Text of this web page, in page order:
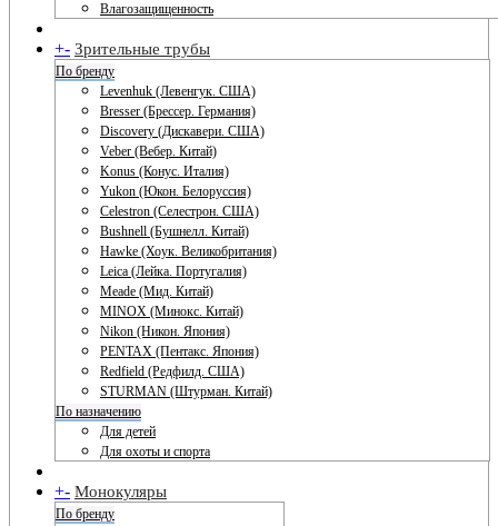
Влагозащищенность
+- Зрительные трубы
По бренду
Levenhuk (Левенгук. США)
Bresser (Брессер. Германия)
Discovery (Дискавери. США)
Veber (Вебер. Китай)
Konus (Конус. Италия)
Yukon (Юкон. Белоруссия)
Celestron (Селестрон. США)
Bushnell (Бушнелл. Китай)
Hawke (Хоук. Великобритания)
Leica (Лейка. Португалия)
Meade (Мид. Китай)
MINOX (Минокс. Китай)
Nikon (Никон. Япония)
PENTAX (Пентакс. Япония)
Redfield (Редфилд. США)
STURMAN (Штурман. Китай)
По назначению
Для детей
Для охоты и спорта
+- Монокуляры
По бренду